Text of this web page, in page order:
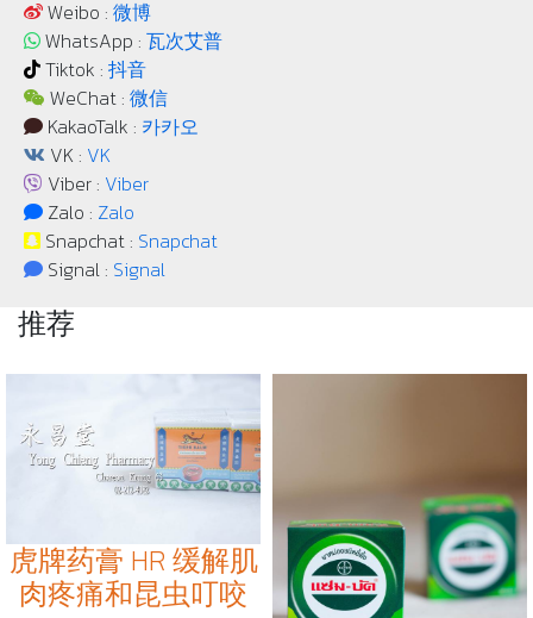
Weibo : 微博
WhatsApp : 瓦次艾普
Tiktok : 抖音
WeChat : 微信
KakaoTalk : 카카오
VK : VK
Viber : Viber
Zalo : Zalo
Snapchat : Snapchat
Signal : Signal
推荐
虎牌药膏 HR 缓解肌
肉疼痛和昆虫叮咬